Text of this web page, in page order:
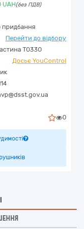
UAH(без ПДВ)
придбання
Перейти до відбору
Т0330
Досьє YouControl
0